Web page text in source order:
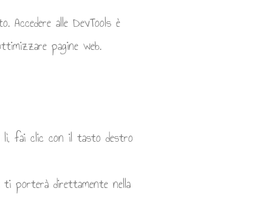
Accedere alle DevTools è
pagine web.
lì, fai clic con il tasto destro
ti porterà direttamente nella